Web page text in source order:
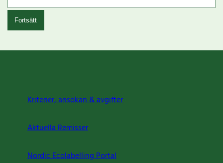
Fortsätt
Kriterier, ansökan & avgifter
Aktuella Remisser
Nordic Ecolabelling Portal